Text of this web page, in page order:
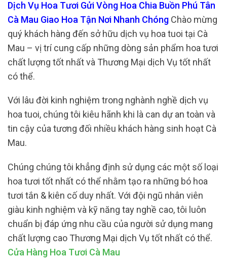
Dịch Vụ Hoa Tươi Gửi Vòng Hoa Chia Buồn Phú Tân
Cà Mau Giao Hoa Tận Nơi Nhanh Chóng Chào mừng
quý khách hàng đến sở hữu dịch vụ hoa tuoi tại Cà
Mau – vị trí cung cấp những dòng sản phẩm hoa tươi
chất lượng tốt nhất và Thương Mại dịch Vụ tốt nhất
có thể.
Với lâu đời kinh nghiệm trong nghành nghề dịch vụ
hoa tuoi, chúng tôi kiêu hãnh khi là can dự an toàn và
tin cậy của tương đối nhiều khách hàng sinh hoạt Cà
Mau.
Chúng chúng tôi khẳng định sử dụng các một số loại
hoa tươi tốt nhất có thể nhằm tạo ra những bó hoa
tươi tắn & kiên cố duy nhất. Với đội ngũ nhân viên
giàu kinh nghiệm và kỹ năng tay nghề cao, tôi luôn
chuẩn bị đáp ứng nhu cầu của người sử dụng mang
chất lượng cao Thương Mại dịch Vụ tốt nhất có thể.
Cửa Hàng Hoa Tươi Cà Mau